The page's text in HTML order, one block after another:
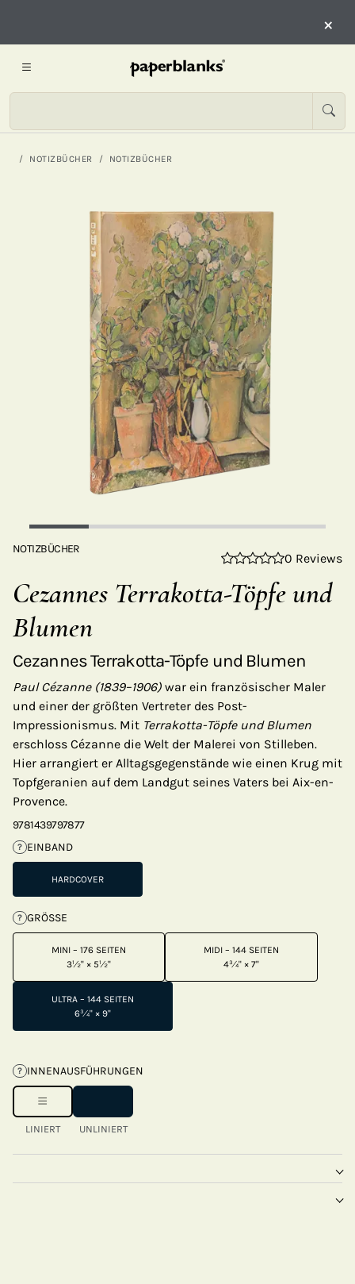
×
NOTIZBÜCHER NOTIZBÜCHER
NOTIZBÜCHER
0 Reviews
Cezannes Terrakotta-Töpfe und
Blumen
Cezannes Terrakotta-Töpfe und Blumen
Paul Cézanne (1839–1906) war ein französischer Maler
und einer der größten Vertreter des Post-
Impressionismus. Mit Terrakotta-Töpfe und Blumen
erschloss Cézanne die Welt der Malerei von Stilleben.
Hier arrangiert er Alltagsgegenstände wie einen Krug mit
Topfgeranien auf dem Landgut seines Vaters bei Aix-en-
Provence.
9781439797877
? EINBAND
HARDCOVER
? GRÖSSE
MINI – 176 SEITEN
3½" × 5½"
MIDI – 144 SEITEN
4¾" × 7"
ULTRA – 144 SEITEN
6¾" × 9"
? INNENAUSFÜHRUNGEN
LINIERT UNLINIERT